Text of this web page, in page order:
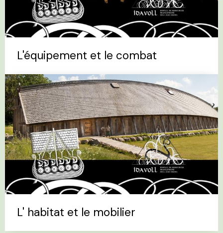
L'équipement et le combat
L' habitat et le mobilier